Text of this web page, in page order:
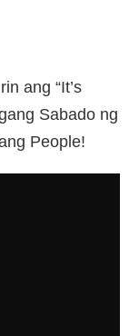
ang “It’s
Sabado ng
People!